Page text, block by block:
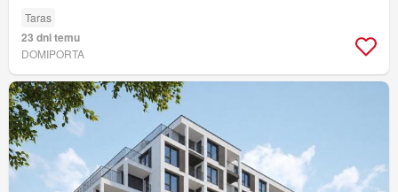
Taras
23 dni temu
DOMIPORTA